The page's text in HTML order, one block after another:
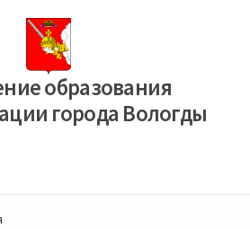
образования
города Вологды